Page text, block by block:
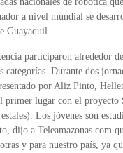
a nivel mundial se
Guayaquil.
participaron alrededor
categorías. Durante dos
por Aliz Pinto,
primer lugar con el proyecto
Los jóvenes son
dijo a Teleamazonas.com
y para nuestro país, ya